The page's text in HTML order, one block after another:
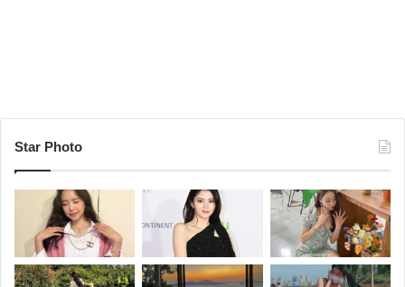
Star Photo